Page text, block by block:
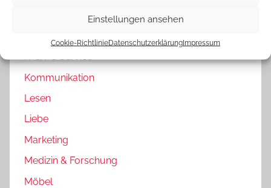
Einstellungen ansehen
Cookie-RichtlinieDatenschutzerklärungImpressum
IT & PC Service
Kommunikation
Lesen
Liebe
Marketing
Medizin & Forschung
Möbel